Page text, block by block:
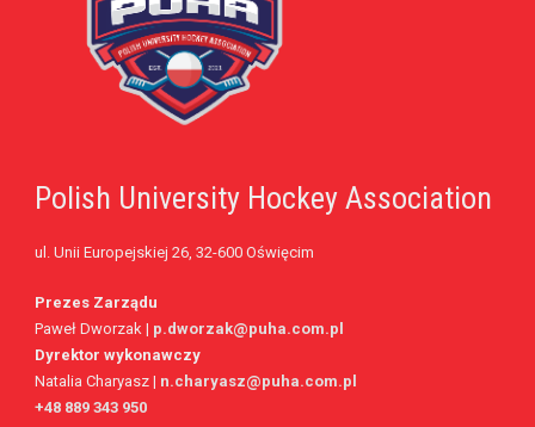
Polish University Hockey Association
ul. Unii Europejskiej 26, 32-600 Oświęcim
Prezes Zarządu
Paweł Dworzak | p.dworzak@puha.com.pl
Dyrektor wykonawczy
Natalia Charyasz | n.charyasz@puha.com.pl
+48 889 343 950